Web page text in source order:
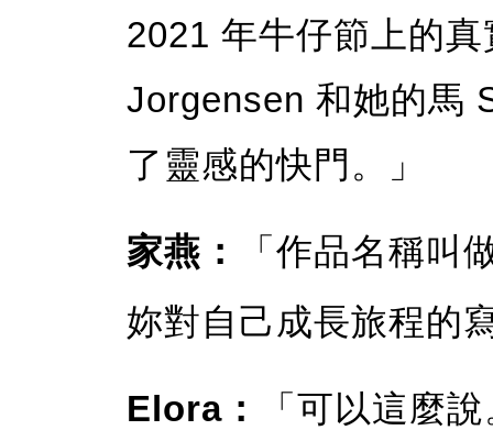
2021 年牛仔節上的
Jorgensen 和她的馬
了靈感的快門。」
家燕：
「作品名稱叫
妳對自己成長旅程的
Elora：
「可以這麼